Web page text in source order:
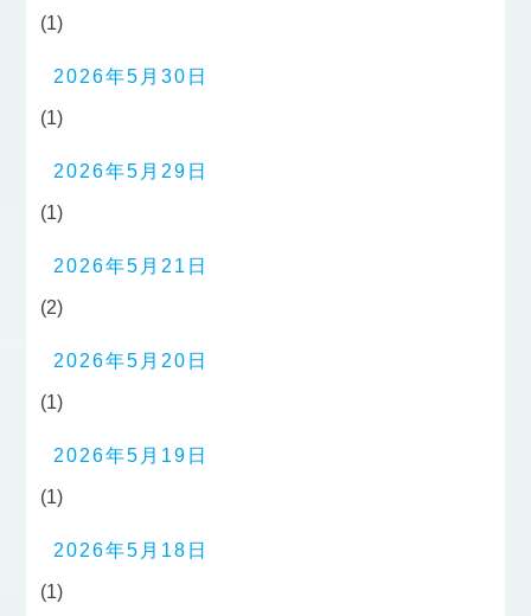
(1)
2026年5月30日
(1)
2026年5月29日
(1)
2026年5月21日
(2)
2026年5月20日
(1)
2026年5月19日
(1)
2026年5月18日
(1)